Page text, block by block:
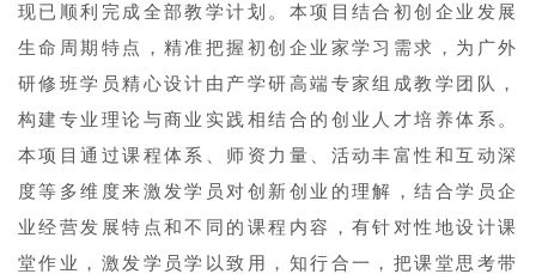
现已顺利完成全部教学计划。本项目结合初创企业发展
生命周期特点，精准把握初创企业家学习需求，为广外
研修班学员精心设计由产学研高端专家组成教学团队，
构建专业理论与商业实践相结合的创业人才培养体系。
本项目通过课程体系、师资力量、活动丰富性和互动深
度等多维度来激发学员对创新创业的理解，结合学员企
业经营发展特点和不同的课程内容，有针对性地设计课
堂作业，激发学员学以致用，知行合一，把课堂思考带